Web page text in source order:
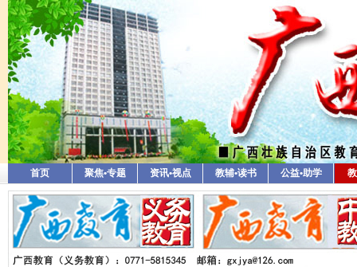
首页 聚焦•专题 资讯•视点 教辅•读书 公益•助学